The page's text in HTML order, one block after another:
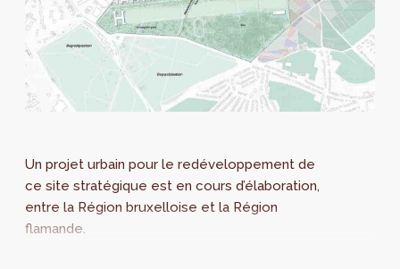
Un projet urbain pour le redéveloppement de
ce site stratégique est en cours d’élaboration,
entre la Région bruxelloise et la Région
flamande.